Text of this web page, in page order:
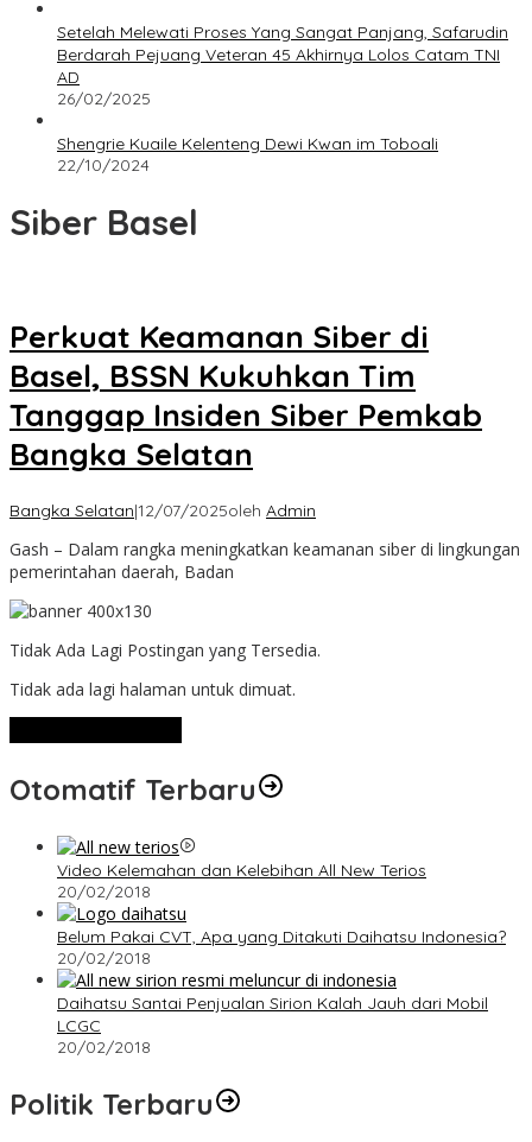
Setelah Melewati Proses Yang Sangat Panjang, Safarudin
Berdarah Pejuang Veteran 45 Akhirnya Lolos Catam TNI
AD
26/02/2025
Shengrie Kuaile Kelenteng Dewi Kwan im Toboali
22/10/2024
Siber Basel
Perkuat Keamanan Siber di
Basel, BSSN Kukuhkan Tim
Tanggap Insiden Siber Pemkab
Bangka Selatan
Bangka Selatan|12/07/2025oleh Admin
Gash – Dalam rangka meningkatkan keamanan siber di lingkungan
pemerintahan daerah, Badan
Tidak Ada Lagi Postingan yang Tersedia.
Tidak ada lagi halaman untuk dimuat.
Otomatif Terbaru
Video Kelemahan dan Kelebihan All New Terios
20/02/2018
Belum Pakai CVT, Apa yang Ditakuti Daihatsu Indonesia?
20/02/2018
Daihatsu Santai Penjualan Sirion Kalah Jauh dari Mobil
LCGC
20/02/2018
Politik Terbaru